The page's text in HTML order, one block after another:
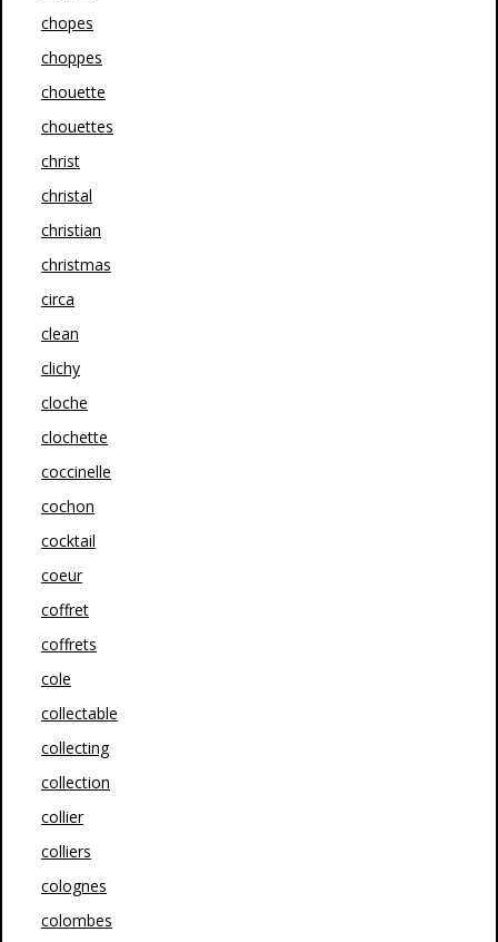
chopes
choppes
chouette
chouettes
christ
christal
christian
christmas
circa
clean
clichy
cloche
clochette
coccinelle
cochon
cocktail
coeur
coffret
coffrets
cole
collectable
collecting
collection
collier
colliers
colognes
colombes